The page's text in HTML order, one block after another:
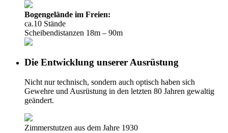
Bogengelände im Freien:
ca.10 Stände
Scheibendistanzen 18m – 90m
Die Entwicklung unserer Ausrüstung
Nicht nur technisch, sondern auch optisch haben sich
Gewehre und Ausrüstung in den letzten 80 Jahren gewaltig
geändert.
Zimmerstutzen aus dem Jahre 1930